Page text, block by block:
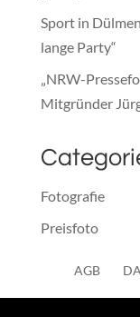
Sport in
lange Party“
„NRW-
Mitgründer
Fotografie
Preisfoto
AGB